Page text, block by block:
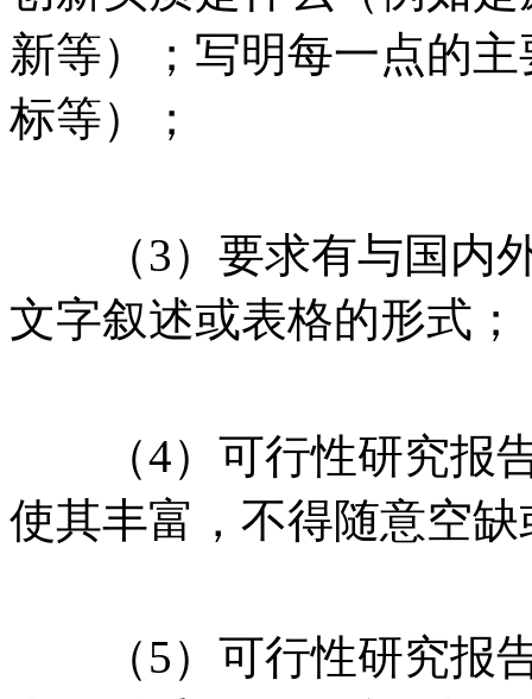
新等）；写明每一点的
标等）；
（3）要求有与国内外
文字叙述或表格的形式；
（4）可行性研究报告
使其丰富，不得随意空
（5）可行性研究报告